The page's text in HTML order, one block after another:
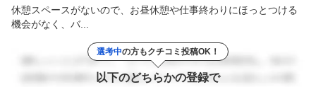
休憩スペースがないので、お昼休憩や仕事終わりにほっとつける
機会がなく、バ...
選考中の方もクチコミ投稿OK！
以下のどちらかの登録で